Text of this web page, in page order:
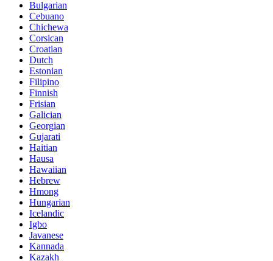
Bulgarian
Cebuano
Chichewa
Corsican
Croatian
Dutch
Estonian
Filipino
Finnish
Frisian
Galician
Georgian
Gujarati
Haitian
Hausa
Hawaiian
Hebrew
Hmong
Hungarian
Icelandic
Igbo
Javanese
Kannada
Kazakh